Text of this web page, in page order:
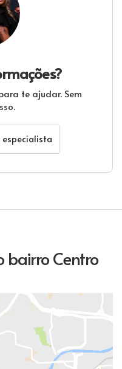
te ajudar. Sem
especialista
bairro Centro